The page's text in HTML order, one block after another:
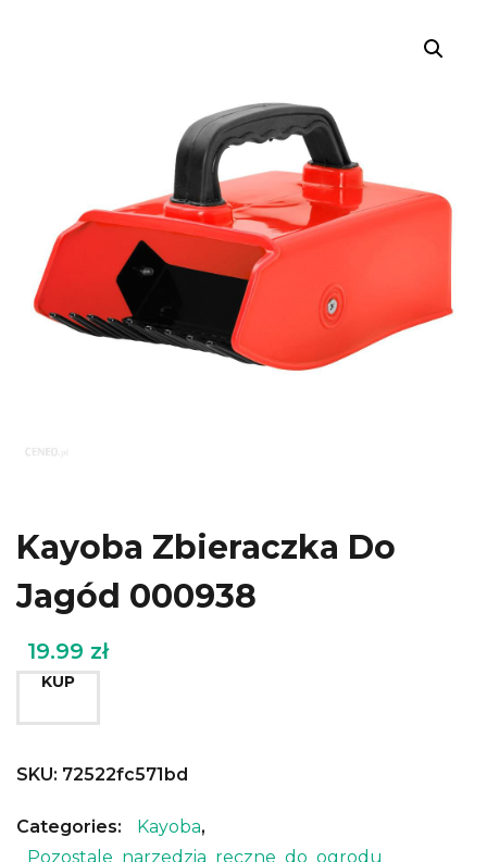
Kayoba Zbieraczka Do
Jagód 000938
19.99 zł
KUP
SKU: 72522fc571bd
Categories: Kayoba,
Pozostale_narzedzia_reczne_do_ogrodu